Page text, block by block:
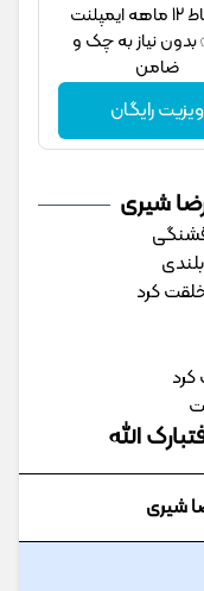
با اقساط 12 ماهه ایمپلنت
نیاز به چک و
ضامن
ویزیت رایگان
شیری
کرد
الله
شیری